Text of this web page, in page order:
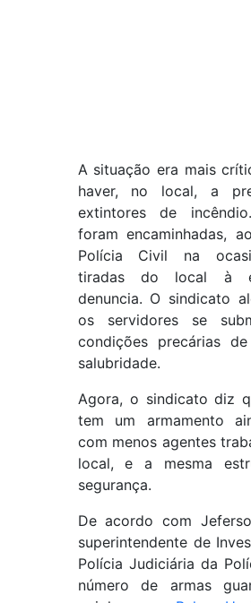
A situação era mais
haver, no local, a
extintores de
foram encaminhadas,
Polícia Civil na
tiradas do local à
denuncia. O sindicato
os servidores se
condições precárias
salubridade.
Agora, o sindicato diz
tem um armamento
com menos agentes
local, e a mesma
segurança.
De acordo com
superintendente de
Polícia Judiciária da
número de armas